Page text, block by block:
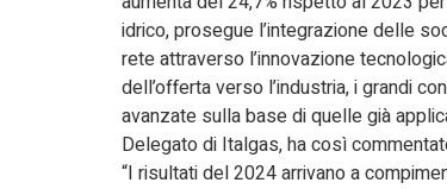
idrico, prosegue l’integrazione delle
rete attraverso l’innovazione
dell’offerta verso l’industria, i grandi
avanzate sulla base di quelle già
Delegato di Italgas, ha così
“I risultati del 2024 arrivano a